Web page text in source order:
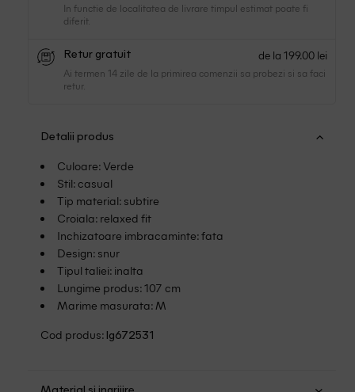
In functie de localitatea de livrare timpul estimat poate fi
diferit.
Retur gratuit de la 199.00 lei
Ai termen 14 zile de la primirea comenzii sa probezi si sa faci
retur.
Detalii produs
Culoare: Verde
Stil: casual
Tip material: subtire
Croiala: relaxed fit
Inchizatoare imbracaminte: fata
Design: snur
Tipul taliei: inalta
Lungime produs: 107 cm
Marime masurata: M
Cod produs: lg672531